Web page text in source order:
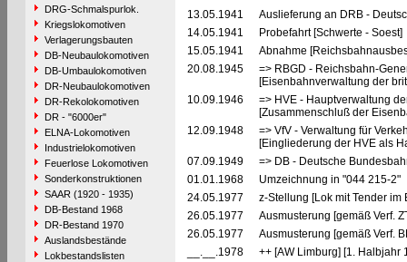
DRG-Schmalspurlok.
Kriegslokomotiven
Verlagerungsbauten
DB-Neubaulokomotiven
DB-Umbaulokomotiven
DR-Neubaulokomotiven
DR-Rekolokomotiven
DR - "6000er"
ELNA-Lokomotiven
Industrielokomotiven
Feuerlose Lokomotiven
Sonderkonstruktionen
SAAR (1920 - 1935)
DB-Bestand 1968
DR-Bestand 1970
Auslandsbestände
Lokbestandslisten
13.05.1941
Auslieferung an DRB -
14.05.1941
Probefahrt [Schwerte - Soest]
15.05.1941
Abnahme
20.08.1945
=> RBGD - Reichsbahn-
[Eisenbahnverwaltung der
10.09.1946
=> HVE - Hauptverwaltung
[Zusammenschluß der
12.09.1948
=> VfV - Verwaltung für
[Eingliederung der HVE als
07.09.1949
=> DB - Deutsche
01.01.1968
Umzeichnung in "044 215-2"
24.05.1977
z-Stellung [Lok mit Tender
26.05.1977
Ausmusterung [gemäß Verf.
26.05.1977
Ausmusterung [gemäß Verf.
__.__.1978
++ [AW Limburg] [1. Halbjahr